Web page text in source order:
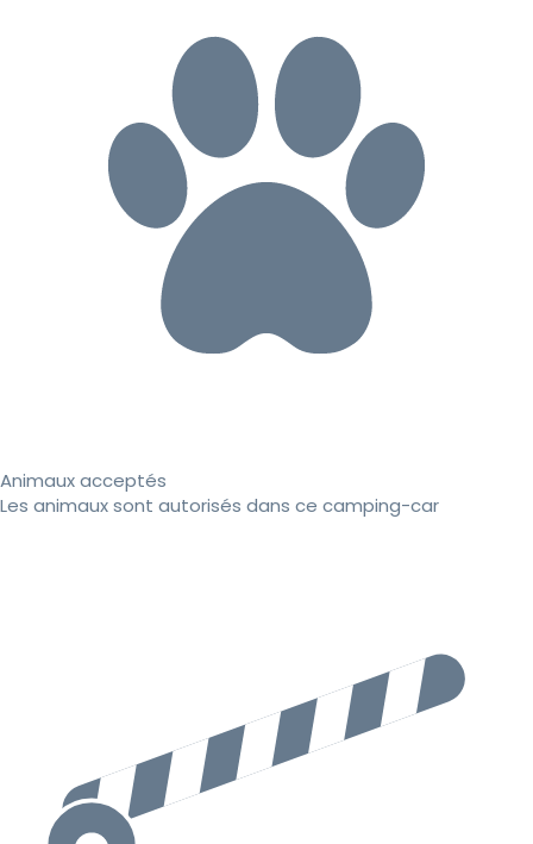
Animaux acceptés
Les animaux sont autorisés dans ce camping-car